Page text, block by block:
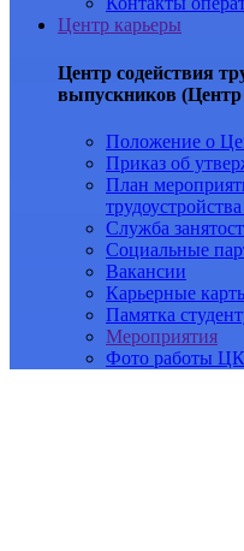
Центр карьеры
Центр содействия
выпускников
Положение о
Приказ об
План
Служба
Социальные
Вакансии
Карьерные
Памятка
Мероприятия
Фото работы ЦК